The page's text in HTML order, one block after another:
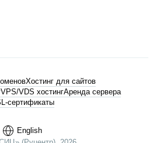
English
Хостинг для сайтов
VPS/VDS хостингАренда сервера
сертификаты